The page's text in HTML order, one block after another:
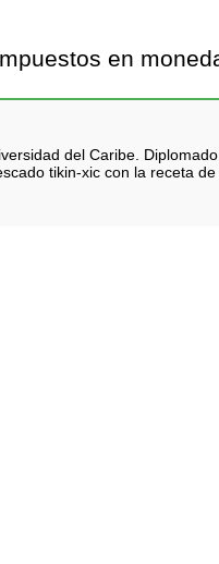
en
del Caribe.
tikin-xic con la receta